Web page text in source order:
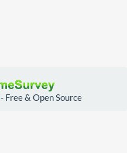
- Free & Open Source